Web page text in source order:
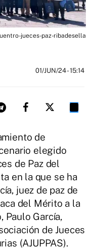
jueces-paz-ribadesella
01/JUN/24- 15:14
de
elegido
de Paz del
en la que se ha
juez de paz de
del Mérito a la
Paulo García,
de Jueces
(AJUPPAS).